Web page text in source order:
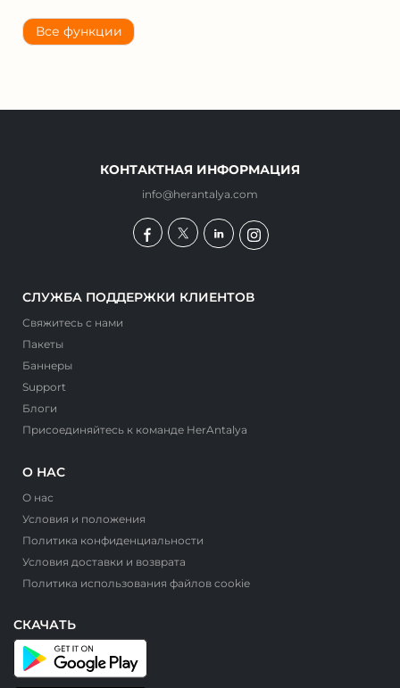
Все функции
КОНТАКТНАЯ ИНФОРМАЦИЯ
info@herantalya.com
СЛУЖБА ПОДДЕРЖКИ КЛИЕНТОВ
Свяжитесь с нами
Пакеты
Баннеры
Support
Блоги
Присоединяйтесь к команде HerAntalya
О НАС
О нас
Условия и положения
Политика конфиденциальности
Условия доставки и возврата
Политика использования файлов cookie
СКАЧАТЬ